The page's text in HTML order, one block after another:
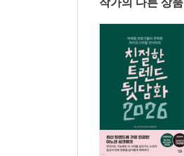
작가의 다른 상품